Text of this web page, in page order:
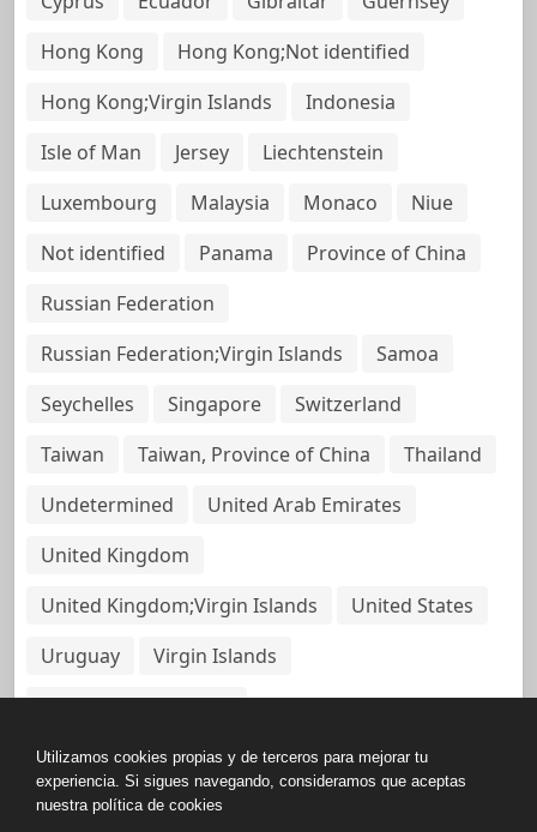
Hong Kong
Hong Kong;Not identified
Hong Kong;Virgin Islands
Indonesia
Isle of Man
Jersey
Liechtenstein
Luxembourg
Malaysia Monaco
Niue
Not identified
Panama
Province of China
Russian Federation
Russian Federation;Virgin Islands
Samoa
Seychelles
Singapore
Switzerland
Taiwan
Taiwan, Province of China
Thailand
Undetermined
United Arab Emirates
United Kingdom
United Kingdom;Virgin Islands
United States
Uruguay
Virgin Islands
Virgin Islands, British
Utilizamos cookies propias y de terceros para mejorar tu
experiencia. Si sigues navegando, consideramos que aceptas
nuestra política de cookies